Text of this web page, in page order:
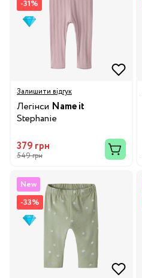
-31%
Залишити відгук
Легінси Name it
Stephanie
379 грн
549 грн
New
-33%